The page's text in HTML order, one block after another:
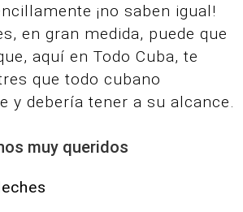
¡no saben igual!
en gran medida, puede que
aquí en Todo Cuba, te
que todo cubano
y debería tener a su alcance.
muy queridos